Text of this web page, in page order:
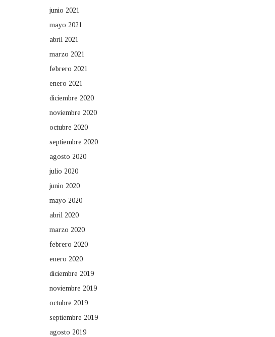
junio 2021
mayo 2021
abril 2021
marzo 2021
febrero 2021
enero 2021
diciembre 2020
noviembre 2020
octubre 2020
septiembre 2020
agosto 2020
julio 2020
junio 2020
mayo 2020
abril 2020
marzo 2020
febrero 2020
enero 2020
diciembre 2019
noviembre 2019
octubre 2019
septiembre 2019
agosto 2019